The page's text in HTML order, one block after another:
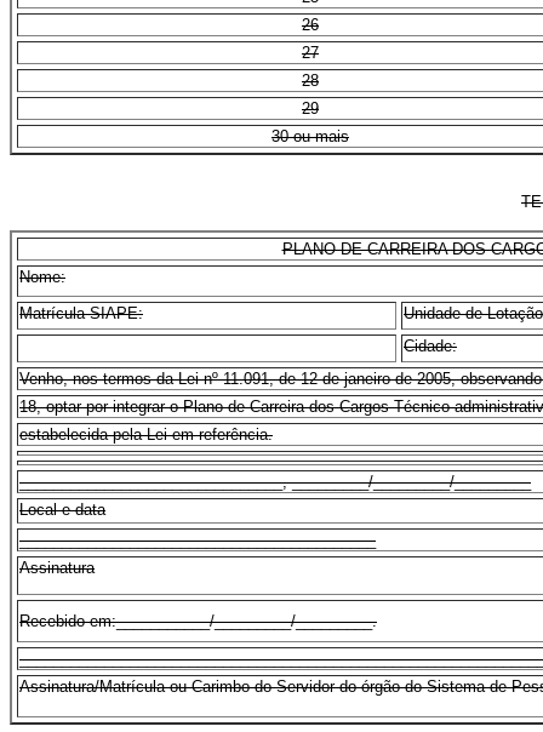
26
27
28
29
30 ou mais
PLANO DE CARREIRA DOS
Nome:
Matrícula SIAPE:
Unidade de
Cidade:
Venho, nos termos da Lei nº 11.091, de 12 de janeiro de 2005,
18, optar por integrar o Plano de Carreira dos Cargos Técnico-
estabelecida pela Lei em referência.
_______________________________, _________/_________/_________
Local e data
__________________________________________
Assinatura
Recebido em:___________/_________/_________.
Assinatura/Matrícula ou Carimbo do Servidor do órgão do Sistema de